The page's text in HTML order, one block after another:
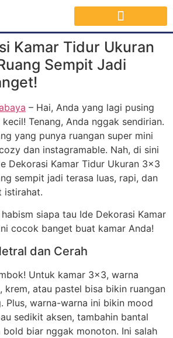
Kamar Tidur Ukuran
Sempit Jadi
– Hai, Anda yang lagi pusing
Tenang, Anda nggak sendirian.
yang punya ruangan super mini
dan instagramable. Nah, di sini
Dekorasi Kamar Tidur Ukuran 3×3
sempit jadi terasa luas, rapi, dan
istirahat.
siapa tau Ide Dekorasi Kamar
cocok banget buat kamar Anda!
dan Cerah
Untuk kamar 3×3, warna
krem, atau pastel bisa bikin ruangan
Plus, warna-warna ini bikin mood
sedikit aksen, tambahin bantal
biar nggak monoton. Ini salah